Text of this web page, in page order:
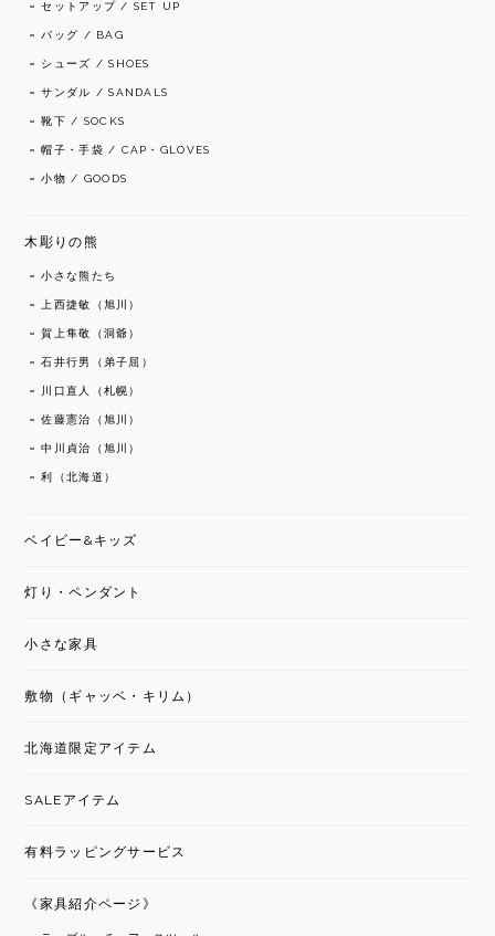
セットアップ / SET UP
バッグ / BAG
シューズ / SHOES
サンダル / SANDALS
靴下 / SOCKS
帽子・手袋 / CAP・GLOVES
小物 / GOODS
木彫りの熊
小さな熊たち
上西捷敏（旭川）
賀上隼敬（洞爺）
石井行男（弟子屈）
川口直人（札幌）
佐藤憲治（旭川）
中川貞治（旭川）
利（北海道）
ベイビー&キッズ
灯り・ペンダント
小さな家具
敷物（ギャッベ・キリム）
北海道限定アイテム
SALEアイテム
有料ラッピングサービス
《家具紹介ページ》